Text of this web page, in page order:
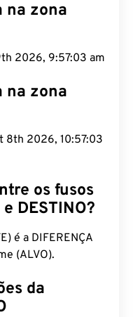
na zona
2026, 9:57:04 am
na zona
8th 2026, 10:57:04
os fusos
DESTINO?
é a DIFERENÇA
(ALVO).
da